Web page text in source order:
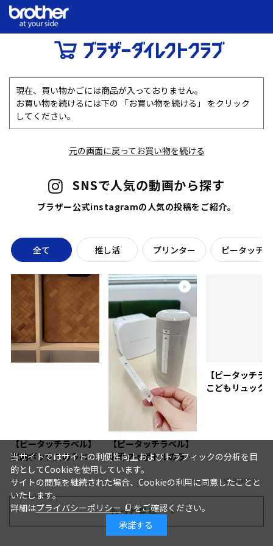
現在、買い物かごには商品が入っておりません。
お買い物を続けるには下の 「お買い物を続ける」 をクリック
してください。
元の画面に戻ってお買い物を続ける
SNSで人気の動画から探す
ブラザー公式instagramの人気の投稿をご紹介。
全て 推し活 プリンター ピータッチ
【ピータッチラベル】
収納ボックスのラベリ
ングにおすすめ
【ピータッチラベル】
水筒マイボトルのラベ
リング活用術
【ピータッチラ
こどもリュック
powered by
もっと見る
当サイトではサイトの利便性向上およびトラフィックの分析を目
的としてCookieを使用しています。
サイトの閲覧を継続された場合、Cookieの利用に同意したことと
いたします。
詳細はプライバシーポリシー
をご確認ください。
承諾する